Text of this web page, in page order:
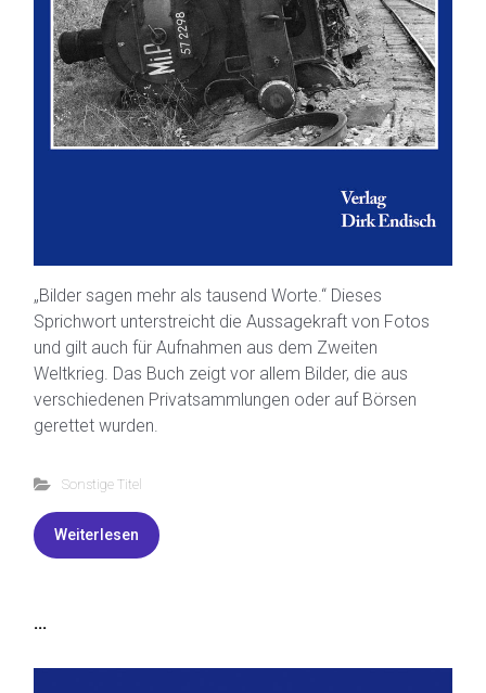
„Bilder sagen mehr als tausend Worte.“ Dieses
Sprichwort unterstreicht die Aussagekraft von Fotos
und gilt auch für Aufnahmen aus dem Zweiten
Weltkrieg. Das Buch zeigt vor allem Bilder, die aus
verschiedenen Privatsammlungen oder auf Börsen
gerettet wurden.
Sonstige Titel
Weiterlesen
...